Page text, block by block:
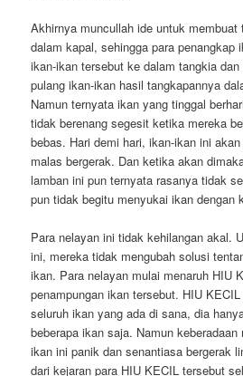
Akhirnya muncullah ide untuk
dalam kapal, sehingga para penangkap
ikan-ikan tersebut ke dalam tangkia
pulang ikan-ikan hasil tangkapannya
Namun ternyata ikan yang tinggal
tidak berenang segesit ketika mereka
bebas. Hari demi hari, ikan-ikan ini
malas bergerak. Dan ketika akan
lamban ini pun ternyata rasanya tidak
pun tidak begitu menyukai ikan dengan
Para nelayan ini tidak kehilangan akal.
ini, mereka tidak mengubah solusi
ikan. Para nelayan mulai menaruh HIU
penampungan ikan tersebut. HIU
seluruh ikan yang ada di sana, dia
beberapa ikan saja. Namun
ikan ini panik dan senantiasa bergerak
dari kejaran para HIU KECIL tersebut